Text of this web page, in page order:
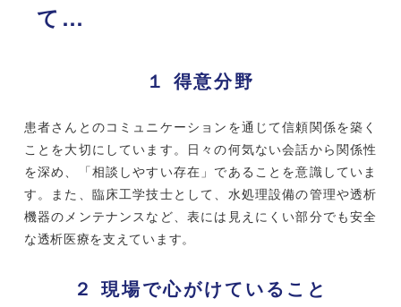
て…
１ 得意分野
患者さんとのコミュニケーションを通じて信頼関係を築く
ことを大切にしています。日々の何気ない会話から関係性
を深め、「相談しやすい存在」であることを意識していま
す。また、臨床工学技士として、水処理設備の管理や透析
機器のメンテナンスなど、表には見えにくい部分でも安全
な透析医療を支えています。
２ 現場で心がけていること